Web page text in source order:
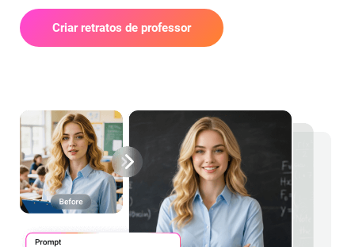
Criar retratos de professor